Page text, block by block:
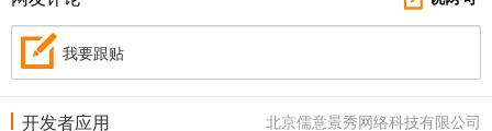
我要跟贴
北京儒意景秀网络科技有限公司
开发者应用